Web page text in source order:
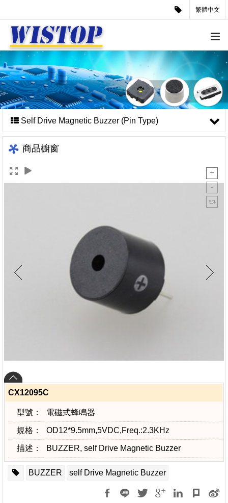
繁體中文
Self Drive Magnetic Buzzer (Pin Type)
商品櫥窗
CX12095C
型號： 電磁式蜂鳴器
規格： OD12*9.5mm,5VDC,Freq.:2.3KHz
描述： BUZZER, self Drive Magnetic Buzzer
BUZZER self Drive Magnetic Buzzer